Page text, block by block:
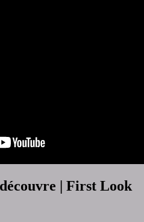
| First Look